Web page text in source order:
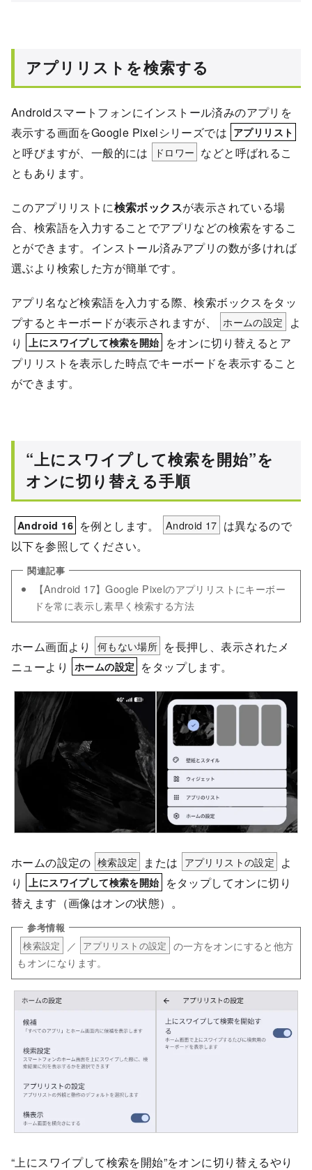
アプリリストを検索する
Androidスマートフォンにインストール済みのアプリを
表示する画面をGoogle Pixelシリーズでは アプリリスト
と呼びますが、一般的には ドロワー などと呼ばれるこ
ともあります。
このアプリリストに検索ボックスが表示されている場
合、検索語を入力することでアプリなどの検索をするこ
とができます。インストール済みアプリの数が多ければ
選ぶより検索した方が簡単です。
アプリ名など検索語を入力する際、検索ボックスをタッ
プするとキーボードが表示されますが、
ホームの設定
よ
り
上にスワイプして検索を開始 をオンに切り替えるとア
プリリストを表示した時点でキーボードを表示すること
ができます。
“上にスワイプして検索を開始”を
オンに切り替える手順
Android 16 を例とします。 Android 17 は異なるので
以下を参照してください。
【Android 17】Google Pixelのアプリリストにキーボー
ドを常に表示し素早く検索する方法
ホーム画面より 何もない場所 を長押し、表示されたメ
ニューより
ホームの設定 をタップします。
ホームの設定の 検索設定 または アプリリストの設定 よ
り
上にスワイプして検索を開始 をタップしてオンに切り
替えます（画像はオンの状態）。
検索設定 ／ アプリリストの設定 の一方をオンにすると他方
もオンになります。
“上にスワイプして検索を開始”をオンに切り替えるやり